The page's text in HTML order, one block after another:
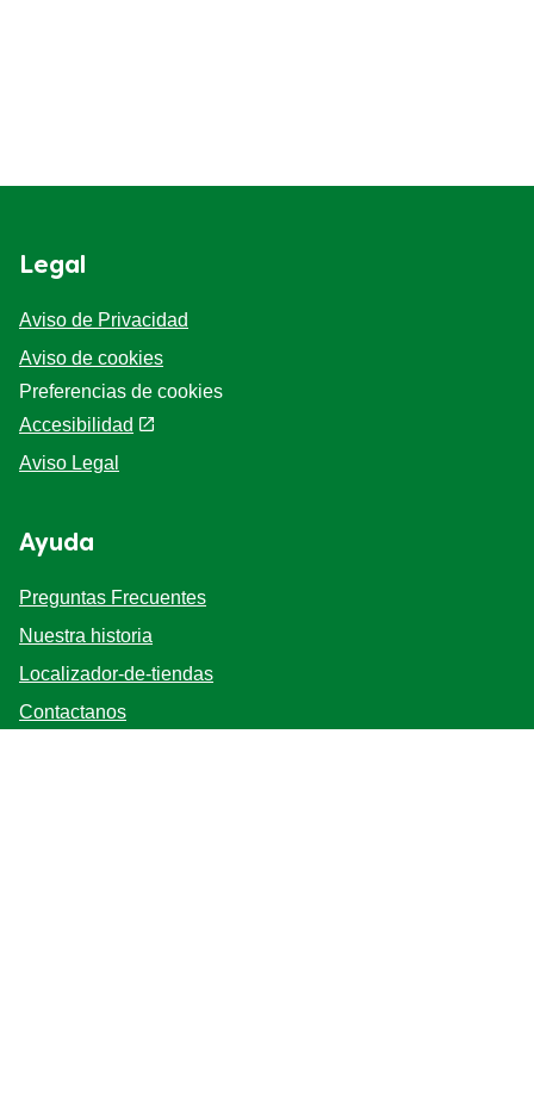
Legal
Aviso de Privacidad
Aviso de cookies
Preferencias de cookies
Accesibilidad
Aviso Legal
Ayuda
Preguntas Frecuentes
Nuestra historia
Localizador-de-tiendas
Contactanos